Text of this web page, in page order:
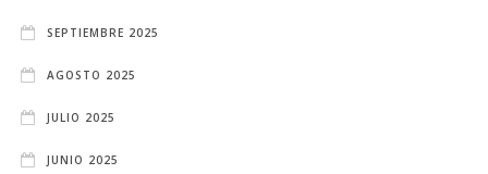
SEPTIEMBRE 2025
AGOSTO 2025
JULIO 2025
JUNIO 2025